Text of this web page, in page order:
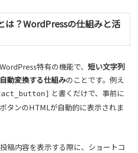
は？WordPressの仕組みと活
特有の機能で、 短い文字列
動変換する仕組みのことです。例え
と書くだけで、事前に
タンのHTMLが自動的に表示されま
稿内容を表示する際に、ショートコ